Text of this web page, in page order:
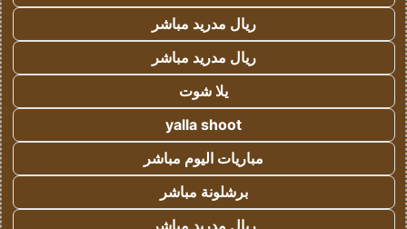
ريال مدريد مباشر
ريال مدريد مباشر
يلا شوت
yalla shoot
مباريات اليوم مباشر
برشلونة مباشر
ريال مدريد مباشر